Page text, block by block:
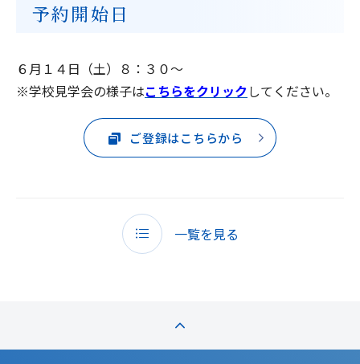
予約開始日
６月１４日（土）８：３０～
※学校見学会の様子はこちらをクリックしてください。
ご登録はこちらから
一覧を見る